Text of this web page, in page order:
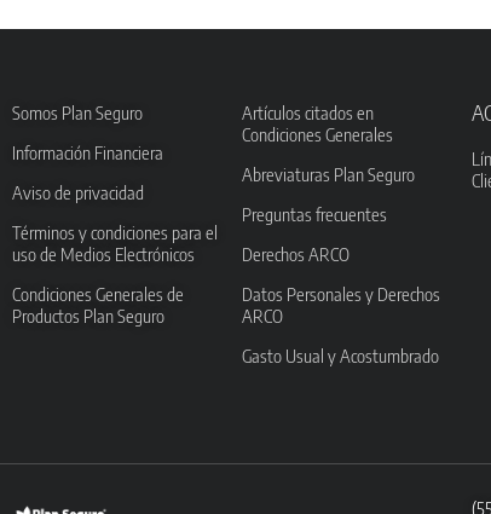
Somos Plan Seguro
Información Financiera
Aviso de privacidad
Términos y condiciones para el
uso de Medios Electrónicos
Condiciones Generales de
Productos Plan Seguro
Artículos citados en
Condiciones Generales
Abreviaturas Plan Seguro
Preguntas frecuentes
Derechos ARCO
Datos Personales y Derechos
ARCO
Gasto Usual y Acostumbrado